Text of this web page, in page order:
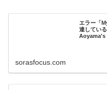
エラー「
達してい
Aoyama's
sorasfocus.com